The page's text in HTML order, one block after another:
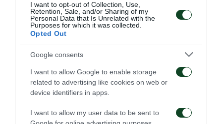
I want to opt-out of Collection, Use,
Retention, Sale, and/or Sharing of my
Personal Data that Is Unrelated with the
Purposes for which it was collected.
Opted Out
Google consents
I want to allow Google to enable storage
related to advertising like cookies on web or
device identifiers in apps.
I want to allow my user data to be sent to
Πρασίνων, οι οποίοι «κλείδωσαν» τη νίκη στο 83′ με
όμορφη ατομική ενέργεια του Σέχου και σουτ με το
δεξί. Το τελικό 3-0 διαμόρφωσε ο Ζαγαρίτης στο
δεύτερο λεπτό των καθυστερήσεων όταν έφυγε
στην αντεπίθεση και πλάσαρε στο απέναντι «Γ» τον
εξερχόμενο τερματοφύλακα.
Παναθηναϊκός: Χριστογεώργος, Βαγιανίδης,